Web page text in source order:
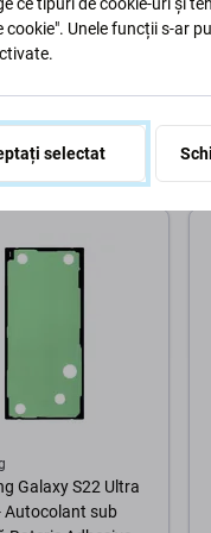
Autocolant sub
Baterie Adhesive -
Genuine
10+ buc
Galaxy S22 Ultra
Autocolant sub
ce tipuri de cookie-uri și
cookie". Unele funcții s-ar
selectat